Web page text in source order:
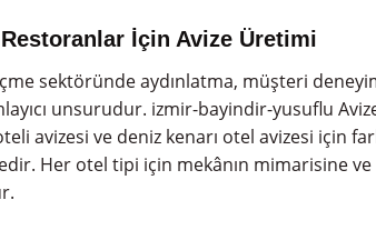
İçin Avize Üretimi
sektöründe aydınlatma, müşteri
unsurudur. izmir-bayindir-yusuflu
avizesi ve deniz kenarı otel avizesi için
Her otel tipi için mekânın mimarisine